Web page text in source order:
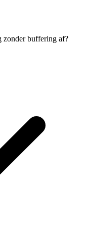
zonder buffering af?